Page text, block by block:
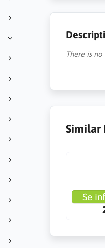
There is
Similar
Se